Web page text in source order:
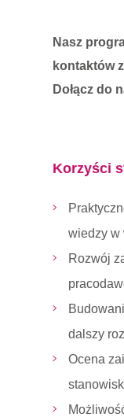
Nasz
kontaktów
Dołącz do
Korzyści
wiedzy w
Rozwój
dalszy
Ocena